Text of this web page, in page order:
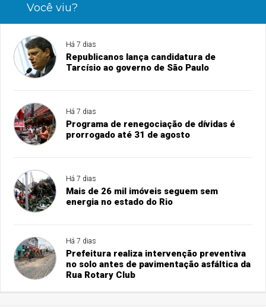
Você viu?
Há 7 dias
Republicanos lança candidatura de
Tarcísio ao governo de São Paulo
Há 7 dias
Programa de renegociação de dívidas é
prorrogado até 31 de agosto
Há 7 dias
Mais de 26 mil imóveis seguem sem
energia no estado do Rio
Há 7 dias
Prefeitura realiza intervenção preventiva
no solo antes de pavimentação asfáltica da
Rua Rotary Club